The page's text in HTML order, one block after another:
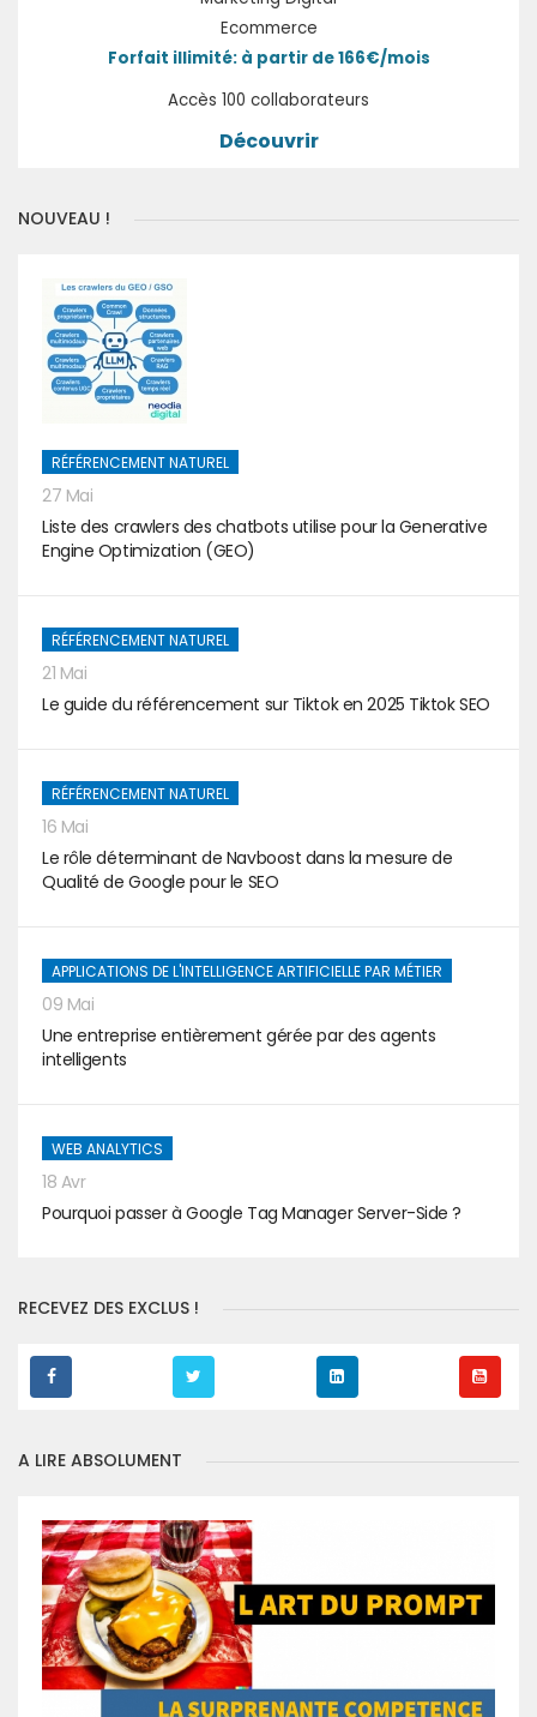
Ecommerce
Forfait illimité: à partir de 166€/mois
Accès 100 collaborateurs
Découvrir
NOUVEAU !
RÉFÉRENCEMENT NATUREL
27 Mai
Liste des crawlers des chatbots utilise pour la Generative
Engine Optimization (GEO)
RÉFÉRENCEMENT NATUREL
21 Mai
Le guide du référencement sur Tiktok en 2025 Tiktok SEO
RÉFÉRENCEMENT NATUREL
16 Mai
Le rôle déterminant de Navboost dans la mesure de
Qualité de Google pour le SEO
APPLICATIONS DE L'INTELLIGENCE ARTIFICIELLE PAR MÉTIER
09 Mai
Une entreprise entièrement gérée par des agents
intelligents
WEB ANALYTICS
18 Avr
Pourquoi passer à Google Tag Manager Server-Side ?
RECEVEZ DES EXCLUS !
A LIRE ABSOLUMENT